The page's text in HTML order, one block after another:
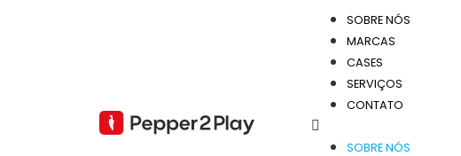
SOBRE NÓS
MARCAS
CASES
SERVIÇOS
CONTATO
SOBRE NÓS